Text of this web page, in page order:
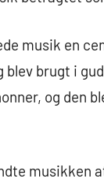
musik en
blev brugt i
og den
musikken